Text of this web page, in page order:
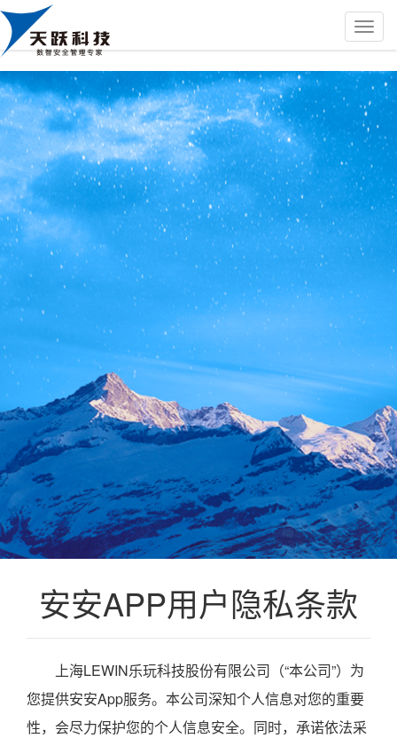
安安APP用户隐私条款
上海LEWIN乐玩科技股份有限公司（“本公司”）为
您提供安安App服务。本公司深知个人信息对您的重要
性，会尽力保护您的个人信息安全。同时，承诺依法采